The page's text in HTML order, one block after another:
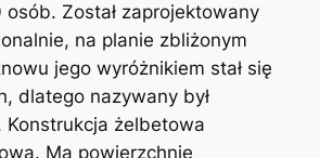
Został zaprojektowany
na planie zbliżonym
jego wyróżnikiem stał się
dlatego nazywany był
Konstrukcja żelbetowa
Ma powierzchnię